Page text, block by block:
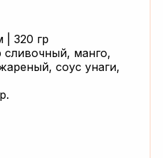
320 гр
манго,
соус унаги,